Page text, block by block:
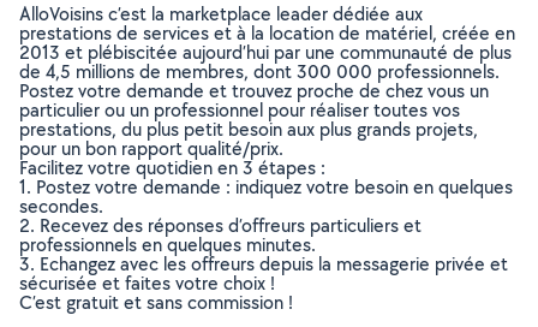
AlloVoisins c’est la marketplace leader dédiée aux
prestations de services et à la location de matériel, créée en
2013 et plébiscitée aujourd’hui par une communauté de plus
de 4,5 millions de membres, dont 300 000 professionnels.
Postez votre demande et trouvez proche de chez vous un
particulier ou un professionnel pour réaliser toutes vos
prestations, du plus petit besoin aux plus grands projets,
pour un bon rapport qualité/prix.
Facilitez votre quotidien en 3 étapes :
1. Postez votre demande : indiquez votre besoin en quelques
secondes.
2. Recevez des réponses d’offreurs particuliers et
professionnels en quelques minutes.
3. Echangez avec les offreurs depuis la messagerie privée et
sécurisée et faites votre choix !
C’est gratuit et sans commission !